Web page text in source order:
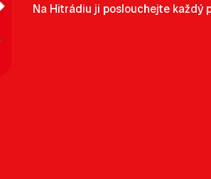
Na Hitrádiu ji poslouchejte každý